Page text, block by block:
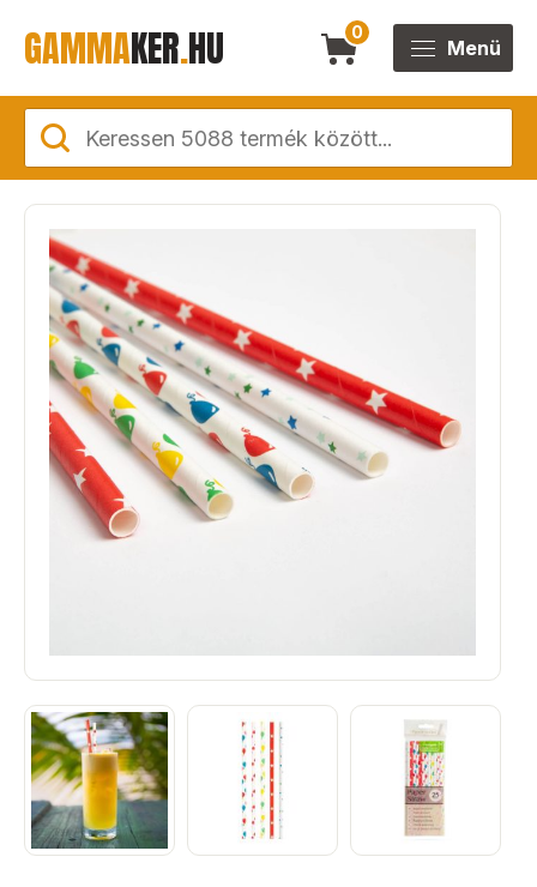
GAMMAKER.HU 0
Menü